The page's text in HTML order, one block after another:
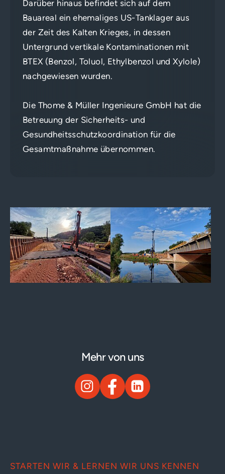
Darüber hinaus befindet sich auf dem
Bauareal ein ehemaliges US-Tanklager aus
der Zeit des Kalten Krieges, in dessen
Untergrund vertikale Kontaminationen mit
BTEX (Benzol, Toluol, Ethylbenzol und Xylole)
nachgewiesen wurden.
Die Thome & Müller Ingenieure GmbH hat die
Betreuung der Sicherheits- und
Gesundheitsschutzkoordination für die
Gesamtmaßnahme übernommen.
Mehr von uns
STARTEN WIR & LERNEN WIR UNS KENNEN